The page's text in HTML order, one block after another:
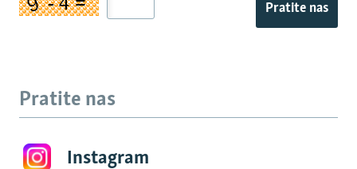
Pratite nas
Pratite nas
Instagram